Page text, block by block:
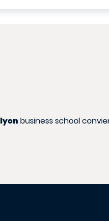
business school